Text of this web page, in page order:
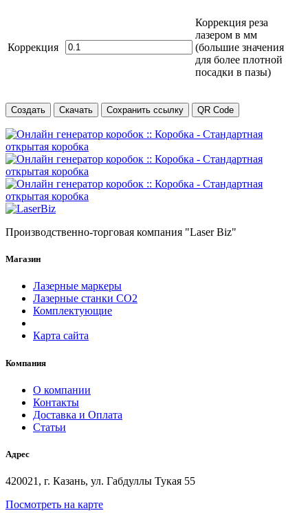
Коррекция
Коррекция реза
лазером в мм
(большие значения
для более плотной
посадки в пазы)
Создать Скачать Сохранить ссылку QR Code
Производственно-торговая компания "Laser Biz"
Магазин
Лазерные маркеры
Лазерные станки СО2
Комплектующие
Карта сайта
Компания
О компании
Контакты
Доставка и Оплата
Статьи
Адрес
420021, г. Казань, ул. Габдуллы Тукая 55
Посмотреть на карте